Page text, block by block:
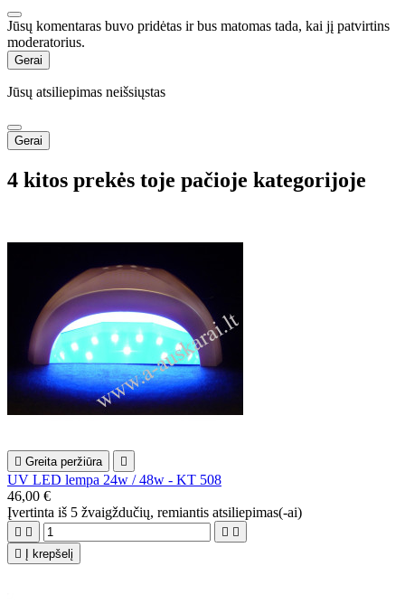
Jūsų komentaras buvo pridėtas ir bus matomas tada, kai jį patvirtins
moderatorius.
Gerai
Jūsų atsiliepimas neišsiųstas
Gerai
4 kitos prekės toje pačioje kategorijoje
 Greita peržiūra 
UV LED lempa 24w / 48w - KT 508
46,00 €
Įvertinta iš 5 žvaigždučių, remiantis atsiliepimas(-ai)
   

Į krepšelį